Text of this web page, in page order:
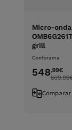
Micro-
grill
Conforama
548,99€
609.99
Comparar